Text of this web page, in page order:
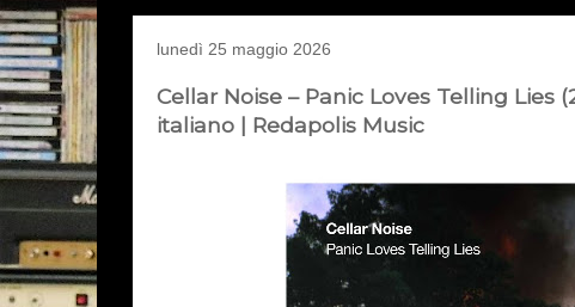
lunedì 25 maggio 2026
Cellar Noise – Panic Loves Telling
italiano | Redapolis Music